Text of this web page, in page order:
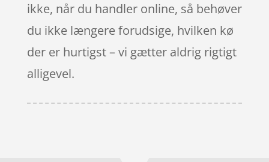
ikke, når du handler online, så behøver
du ikke længere forudsige, hvilken kø
der er hurtigst – vi gætter aldrig rigtigt
alligevel.